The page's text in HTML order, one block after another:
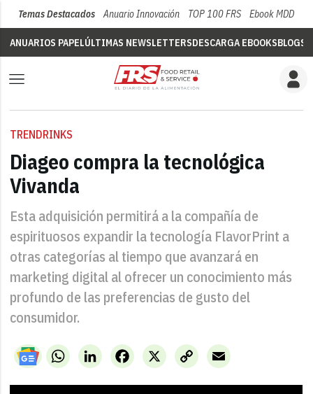
Temas Destacados Anuario Innovación TOP 100 FRS Ebook MDD
ANUARIOS PAPELÚLTIMAS NEWSLETTERSDESCARGA EBOOKSBLOGS
TRENDRINKS
Diageo compra la tecnológica
Vivanda
Esta adquisición permitirá a la compañía de
espirituosos expandir la tecnología FlavorPrint a
otras categorías al tiempo que avanzará en
marketing digital al ofrecer un conocimiento más
profundo de las preferencias de gusto del
consumidor.
WhatsAppLinkedIn X
Facebook
Copy
Link
Email